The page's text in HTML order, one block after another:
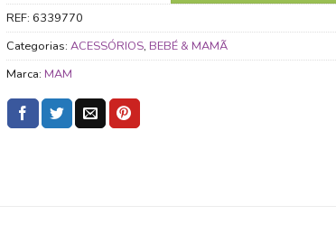
REF: 6339770
Categorias: ACESSÓRIOS, BEBÉ & MAMÃ
Marca: MAM